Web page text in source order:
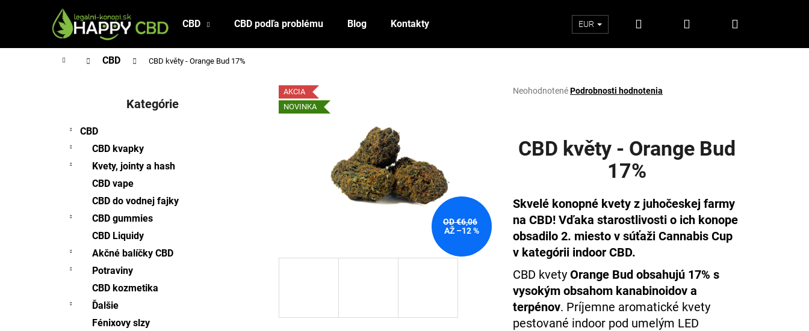
CBD CBD podľa problému Blog Kontakty EUR Prihlásenie
DomovCBD CBD květy - Orange Bud 17%
Kategórie
CBD
CBD kvapky
Kvety, jointy a hash
CBD vape
CBD do vodnej fajky
CBD gummies
CBD Liquidy
Akčné balíčky CBD
Potraviny
CBD kozmetika
Ďalšie
Fénixovy slzy
Priemerné
NeohodnotenéPodrobnosti hodnotenia
CBD květy - Orange Bud
17%
Skvelé konopné kvety z juhočeskej farmy
na CBD! Vďaka starostlivosti o ich konope
obsadilo 2. miesto v súťaži Cannabis Cup
v kategórii indoor CBD.
CBD kvety Orange Bud obsahujú 17% s
vysokým obsahom kanabinoidov a
terpénov. Príjemne aromatické kvety
pestované indoor pod umelým LED
AKCIA
NOVINKA
OD €6,06
AŽ –12 %
Späť
do
Späť
do
Odporúčame
Nasledujúce
5% CBD SPREJ FULL-SPECTRUM 15ML
€27,61
Pôvodne:
€27,75
10% CBD OLEJ FULL-SPECTRUM
CITRON A LIMETKA
€41,65